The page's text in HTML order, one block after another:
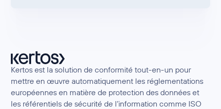
Kertos est la solution de conformité tout-en-un pour
mettre en œuvre automatiquement les réglementations
européennes en matière de protection des données et
les référentiels de sécurité de l’information comme ISO